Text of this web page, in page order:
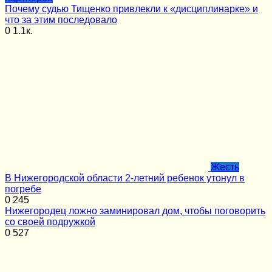
Почему судью Тищенко привлекли к «дисциплинарке» и
что за этим последовало
0 1.1к.
Жесть
В Нижегородской области 2-летний ребенок утонул в
погребе
0 245
Нижегородец ложно заминировал дом, чтобы поговорить
со своей подружкой
0 527